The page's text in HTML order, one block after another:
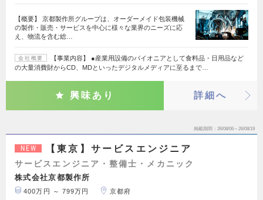
【概要】 京都製作所グループは、オーダーメイド包装機械
の製作・販売・サービスを中心に様々な業界のニーズに応
え、物流を含む総…
会社概要
【事業内容】 ●産業用設備のパイオニアとして食料品・日用品など
の大量消費財からCD、MDといったデジタルメディアに至るまで…
興味あり 詳細へ
掲載期間 26/08/06～26/08/19
NEW 【東京】サービスエンジニア
サービスエンジニア・整備士・メカニック
株式会社京都製作所
400万円 ～ 799万円 京都府